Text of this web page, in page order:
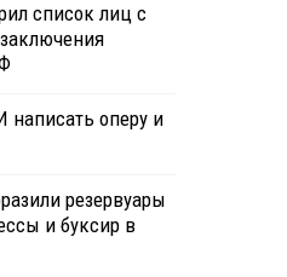
список лиц с
оперу и
резервуары
и буксир в